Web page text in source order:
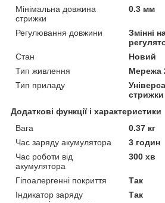
Мінімальна довжина
стрижки
0.3 мм
Регулювання довжини
Змінні
Стан
Новий
Тип живлення
Мережа
Тип приладу
стрижки
Додаткові функції і характеристики
Вага
0.37 кг
Час заряду акумулятора
3 годин
Час роботи від
акумулятора
300 хв
Гіпоалергенні покриття
Так
Індикатор заряду
Так